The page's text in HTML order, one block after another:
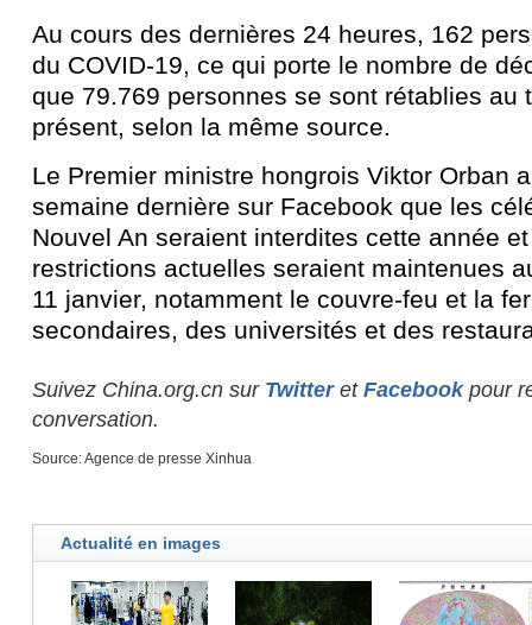
Au cours des dernières 24 heures, 162
du COVID-19, ce qui porte le nombre de
que 79.769 personnes se sont rétablies au
présent, selon la même source.
Le Premier ministre hongrois Viktor Orban
semaine dernière sur Facebook que les
Nouvel An seraient interdites cette année
restrictions actuelles seraient maintenues
11 janvier, notamment le couvre-feu et la
secondaires, des universités et des
Suivez China.org.cn sur Twitteret Facebookpour
conversation.
Source: Agence de presse Xinhua